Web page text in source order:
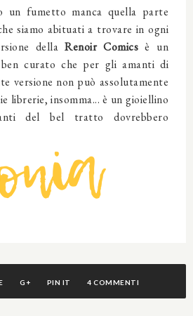
un fumetto manca quella parte
siamo abituati a trovare in ogni
della Renoir Comicsè un
curato che per gli amanti di
versione non può assolutamente
librerie, insomma... è un gioiellino
del bel tratto dovrebbero
G+ PIN IT 4 COMMENTI